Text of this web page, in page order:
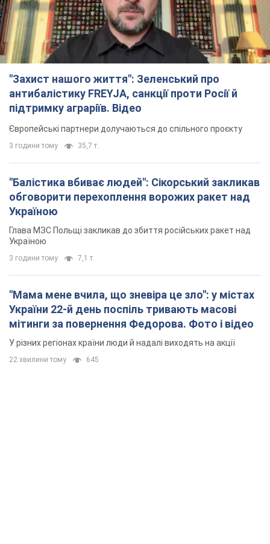
"Захист нашого життя": Зеленський про
антибалістику FREYJA, санкції проти Росії й
підтримку аграріїв. Відео
Європейські партнери долучаються до спільного проєкту
3 години тому 35,7 т.
"Балістика вбиває людей": Сікорський закликав
обговорити перехоплення ворожих ракет над
Україною
Глава МЗС Польщі закликав до збиття російських ракет над
Україною
3 години тому 7,1 т.
"Мама мене вчила, що зневіра це зло": у містах
України 22-й день поспіль тривають масові
мітинги за повернення Федорова. Фото і відео
У різних регіонах країни люди й надалі виходять на акції
22 хвилини тому 645